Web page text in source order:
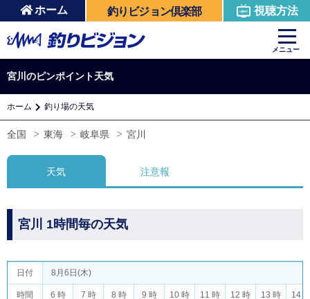
ホーム 釣りビジョン倶楽部 視聴方法
メニュー
宮川のピンポイント天気
ホーム 釣り場の天気
全国 東海 岐阜県 宮川
天気 注意報
宮川 1時間毎の天気
日付
時間
8月6日(木)
6 時 7 時 8 時 9 時 10 時 11 時 12 時 13 時 14